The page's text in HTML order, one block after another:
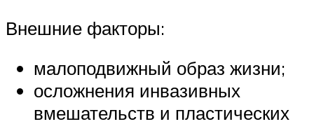
Внешние факторы:
малоподвижный образ жизни;
осложнения инвазивных
вмешательств и пластических